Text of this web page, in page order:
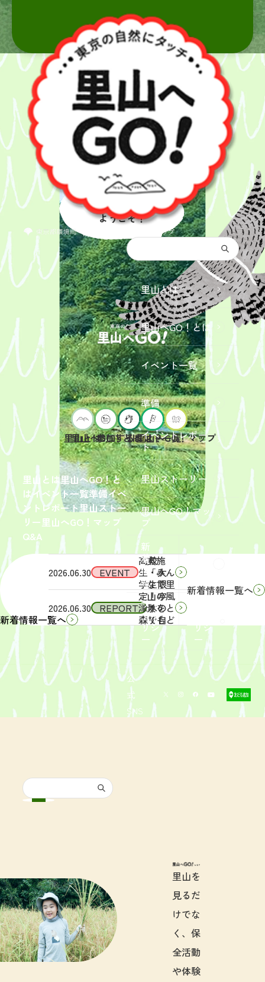
都庁総合トップ
里山とは里山へGO！と
はイベント一覧準備イベ
ントレポート里山ストー
リー里山へGO！マップ
Q&A
里山とは
里山へGO！とは
イベント一覧
準備
イベントレポー
ト
里山ストーリー
里山へGO！マッ
プ
新
着
情
報
サイ
トポ
リシ
ー
リシ
ー
公
式
SNS
里山へ
ようこそ！
里山とは
里山へGO！とは
参加するには？
イベント一覧
里山へGO！マップ
新着情報一覧へ
2026.06.30 EVENT
2026年9
月19日
（土）
開催
「【東
京ポイ
ント対
象】中
学生・
高校
生・大
学生限
定！宇
津木の
森で自
然体
験！」
募集を
開始し
まし
2026.06.30 REPORT
2026年
6月13
（土）
実施
「みん
なで里
山の風
景をと
りもど
そ
う！」
活動レ
ポート
を掲載
しまし
た。
新着情報一覧へ
里山へGO!と
里山を
見るだ
けでな
く、保
全活動
や体験